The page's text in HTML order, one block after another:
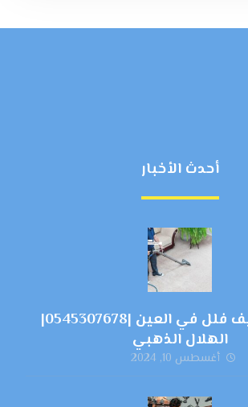
أحدث الأخبار
شركة تنظيف فلل في العين |0545307678|
الهلال الذهبي
أغسطس 10, 2024